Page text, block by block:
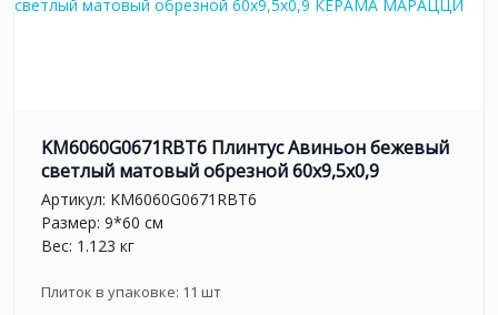
KM6060G0671RBT6 Плинтус Авиньон бежевый
светлый матовый обрезной 60x9,5x0,9
Артикул: KM6060G0671RBT6
Размер: 9*60 см
Вес: 1.123 кг
Плиток в упаковке: 11 шт